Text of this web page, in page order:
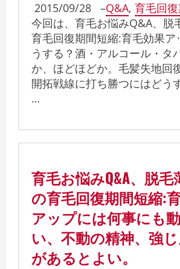
2015/09/28 –Q&A, 育毛回
今回は、育毛お悩みQ&A、脱
育毛回復期間短縮:育毛効果ア
うする？酒・アルコール・タ
か、ほどほどか。毛髪失地回
開拓戦線に打ち勝つにはどう
…
育毛お悩みQ&A、脱
の育毛回復期間短縮:
アップには何事にも
い、不動の精神、強
があるとよい。